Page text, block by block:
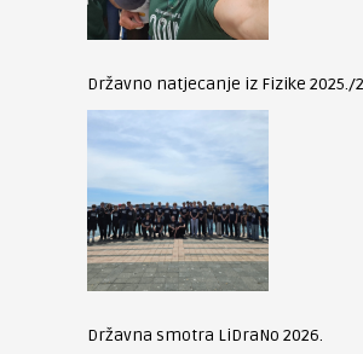
Državno natjecanje iz Fizike 2025./
Državna smotra LiDraNo 2026.